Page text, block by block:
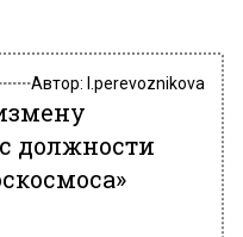
Автор: l.perevoznikova
должности